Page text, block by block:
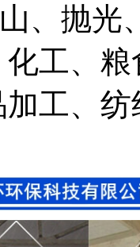
、抛光
工、
工、